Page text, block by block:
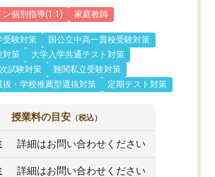
ン個別指導(1:1) 家庭教師
受験対策
国公立中高一貫校受験対策
対策
大学入学共通テスト対策
試験対策
難関私立受験対策
抜・学校推薦型選抜対策
定期テスト対策
授業料の目安 （税込）
詳細はお問い合わせください
詳細はお問い合わせください